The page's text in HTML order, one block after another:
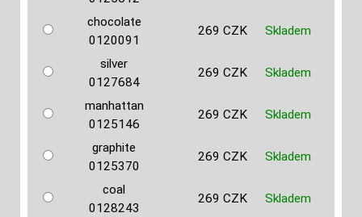
chocolate
0120091
269 CZK Skladem
silver
0127684
269 CZK Skladem
manhattan
0125146
269 CZK Skladem
graphite
0125370
269 CZK Skladem
coal
0128243
269 CZK Skladem